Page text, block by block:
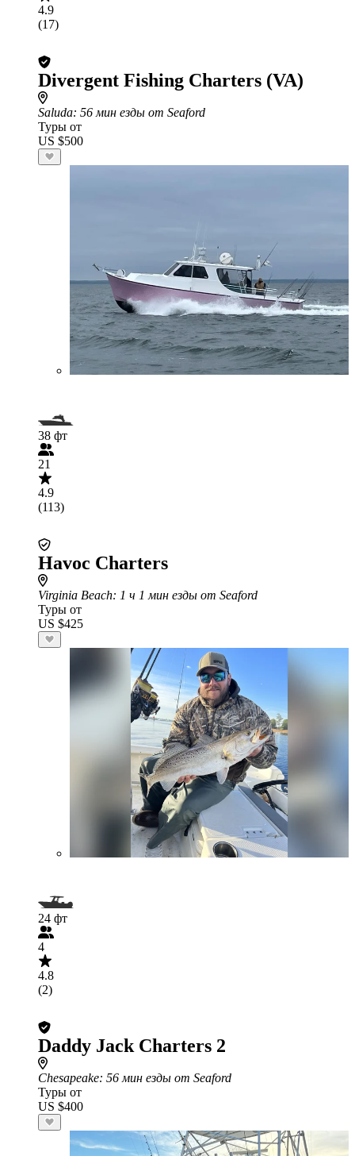
4.9
(17)
Divergent Fishing Charters (VA)
Saluda: 56 мин езды от Seaford
Туры от
US $500
38 фт
21
4.9
(113)
Havoc Charters
Virginia Beach: 1 ч 1 мин езды от Seaford
Туры от
US $425
24 фт
4
4.8
(2)
Daddy Jack Charters 2
Chesapeake: 56 мин езды от Seaford
Туры от
US $400